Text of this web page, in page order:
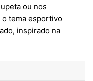
ou nos
o tema esportivo
inspirado na